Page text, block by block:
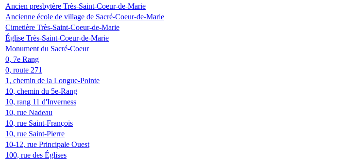
Ancien presbytère Très-Saint-Coeur-de-Marie
Ancienne école de village de Sacré-Coeur-de-Marie
Cimetière Très-Saint-Coeur-de-Marie
Église Très-Saint-Coeur-de-Marie
Monument du Sacré-Coeur
0, 7e Rang
0, route 271
1, chemin de la Longue-Pointe
10, chemin du 5e-Rang
10, rang 11 d'Inverness
10, rue Nadeau
10, rue Saint-François
10, rue Saint-Pierre
10-12, rue Principale Ouest
100, rue des Églises